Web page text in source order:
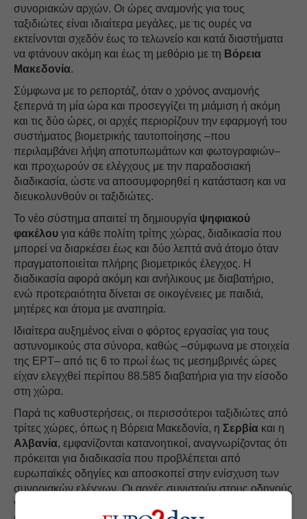
συνοριακών αρχών. Οι ώρες αναμονής για τους
ταξιδιώτες είναι ιδιαίτερα μεγάλες, με τις ουρές να
εκτείνονται σχεδόν έως το τελωνείο και κατά διαστήματα
να φτάνουν ακόμη και έως τη μεθόριο με τη Βόρεια
Μακεδονία.
Σύμφωνα με το ρεπορτάζ, όταν ο χρόνος αναμονής
ξεπερνά τη μία ώρα και προσεγγίζει τη μιάμιση ή ακόμη
και τις δύο ώρες, οι αρχές περιορίζουν την εφαρμογή του
συστήματος βιομετρικής ταυτοποίησης –που
περιλαμβάνει λήψη αποτυπωμάτων και φωτογραφιών–
και προχωρούν σε ελέγχους με την παραδοσιακή
διαδικασία, ώστε να αποσυμφορηθεί η κατάσταση και να
διευκολυνθούν οι ταξιδιώτες.
Το νέο σύστημα απαιτεί τη δημιουργία ψηφιακού
φακέλου για κάθε πολίτη τρίτης χώρας, διαδικασία που
μπορεί να διαρκέσει έως και δύο λεπτά ανά άτομο όταν
πραγματοποιείται πλήρης βιομετρικός έλεγχος. Η
διαδικασία αφορά ακόμη και ανήλικους με διαβατήριο,
ενώ προτεραιότητα δίνεται σε οικογένειες με παιδιά,
μητέρες και άτομα με αναπηρία.
Ιδιαίτερα αυξημένος είναι ο φόρτος εργασίας για τους
αστυνομικούς στα σύνορα, καθώς –σύμφωνα με στοιχεία
της ΕΡΤ– από τις 6 το πρωί έως τις μεσημβρινές ώρες
είχαν ελεγχθεί περίπου 88.585 διαβατήρια για την είσοδο
στη χώρα.
Παρά τις καθυστερήσεις, οι περισσότεροι ταξιδιώτες από
τρίτες χώρες, όπως η Βόρεια Μακεδονία, η Σερβία και η
Αλβανία, εμφανίζονται κατανοητικοί, αναγνωρίζοντας ότι
πρόκειται για διαδικασία που προβλέπεται από
ευρωπαϊκές οδηγίες και αποσκοπεί στην ενίσχυση των
συνοριακών ελέγχων. Οι αρχές συνιστούν στους οδηγούς
να είναι οπλισμένοι με υπομονή, καθώς η αυξημένη